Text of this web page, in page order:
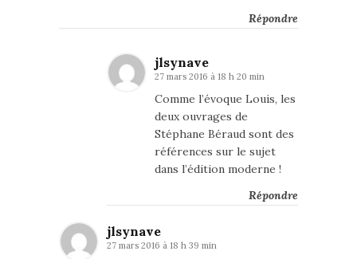
Répondre
jlsynave
27 mars 2016 à 18 h 20 min
Comme l’évoque Louis, les
deux ouvrages de
Stéphane Béraud sont des
références sur le sujet
dans l’édition moderne !
Répondre
jlsynave
27 mars 2016 à 18 h 39 min